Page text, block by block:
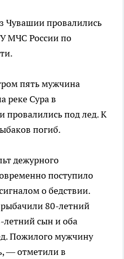
Чувашии провалились
МЧС России по
пять мужчина
реке Сура в
провалились под лед. К
погиб.
дежурного
поступило
о бедствии.
рыбачили 80-летний
сын и оба
Пожилого мужчину
— отметили в